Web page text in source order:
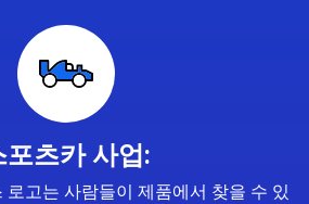
포츠카 사업:
로고는 사람들이 제품에서 찾을 수 있